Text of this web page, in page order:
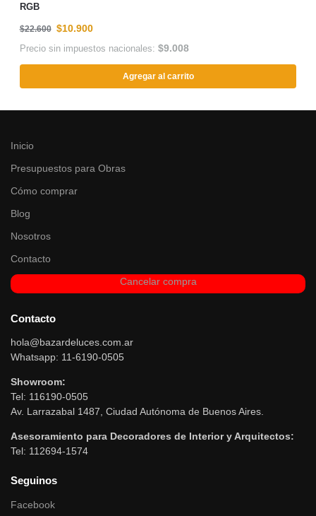
RGB
$22.600 $10.900
Precio sin impuestos nacionales: $9.008
Agregar al carrito
Inicio
Presupuestos para Obras
Cómo comprar
Blog
Nosotros
Contacto
Cancelar compra
Contacto
hola@bazardeluces.com.ar
Whatsapp: 11-6190-0505
Showroom:
Tel: 116190-0505
Av. Larrazabal 1487, Ciudad Autónoma de Buenos Aires.
Asesoramiento para Decoradores de Interior y Arquitectos:
Tel: 112694-1574
Seguinos
Facebook